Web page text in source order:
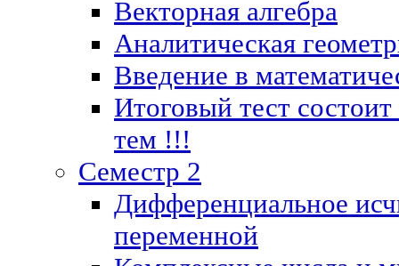
Векторная алгебра
Аналитическая
Введение в
Итоговый тест
тем !!!
Семестр 2
Дифференциальное
переменной